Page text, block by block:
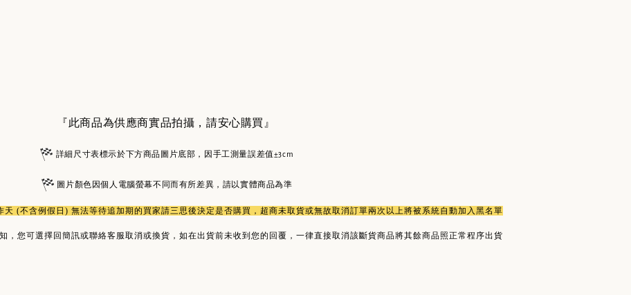
『此商品為供應商實品拍攝，請安心購買』
詳細尺寸表標示於下方商品圖片底部，因手工測量誤差值±3cm
圖片顏色因個人電腦螢幕不同而有所差異，請以實體商品為準
天 (不含例假日) 無法等待追加期的買家請三思後決定是否購買，超商未取貨或無故取消訂單兩次以上將被系統自動加入黑名單
，您可選擇回簡訊或聯絡客服取消或換貨，如在出貨前未收到您的回覆，一律直接取消該斷貨商品將其餘商品照正常程序出貨